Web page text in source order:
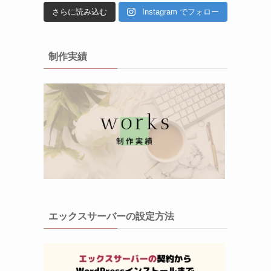
さらに読み込む Instagram でフォロー
制作実績
エックスサーバーの設定方法